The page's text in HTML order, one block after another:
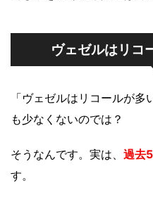
ヴェゼルはリコ
「ヴェゼルはリコールが
も少なくないのでは？
そうなんです。実は、 過去
す。